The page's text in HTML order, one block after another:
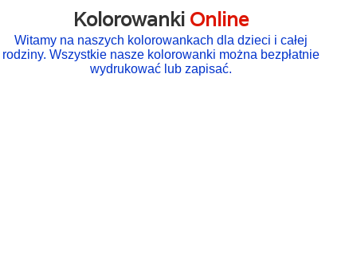
Kolorowanki Online
Witamy na naszych kolorowankach dla dzieci i całej
rodziny. Wszystkie nasze kolorowanki można bezpłatnie
wydrukować lub zapisać.